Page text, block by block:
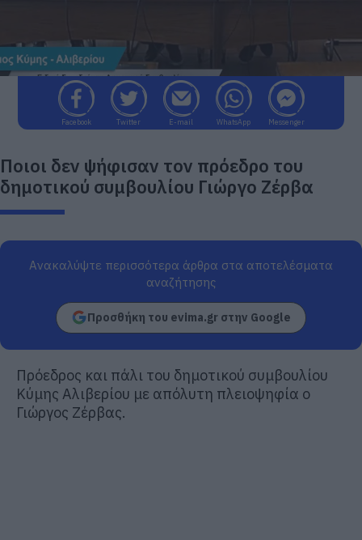
Facebook Twitter E-mail WhatsApp Messenger
Ποιοι δεν ψήφισαν τον πρόεδρο του
δημοτικού συμβουλίου Γιώργο Ζέρβα
Ανακαλύψτε περισσότερα άρθρα στα αποτελέσματα
αναζήτησης
Προσθήκη του evima.gr στην Google
Πρόεδρος και πάλι του δημοτικού συμβουλίου
Κύμης Αλιβερίου με απόλυτη πλειοψηφία ο
Γιώργος Ζέρβας.